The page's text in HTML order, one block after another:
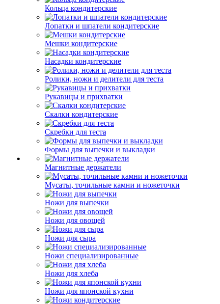
Кольца кондитерские
Лопатки и шпатели кондитерские
Мешки кондитерские
Насадки кондитерские
Ролики, ножи и делители для теста
Рукавицы и прихватки
Скалки кондитерские
Скребки для теста
Формы для выпечки и выкладки
Магнитные держатели
Мусаты, точильные камни и ножеточки
Ножи для выпечки
Ножи для овощей
Ножи для сыра
Ножи специализированные
Ножи для хлеба
Ножи для японской кухни